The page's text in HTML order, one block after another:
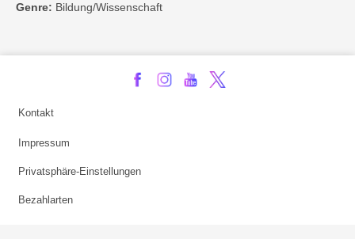
Genre: Bildung/Wissenschaft
Kontakt
Impressum
Privatsphäre-Einstellungen
Bezahlarten